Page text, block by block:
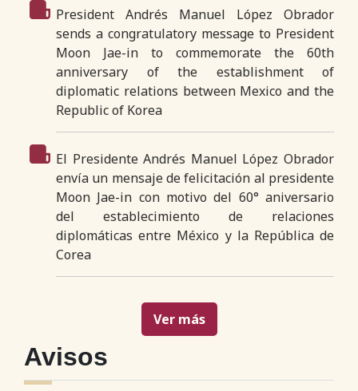
President Andrés Manuel López Obrador
sends a congratulatory message to President
Moon Jae-in to commemorate the 60th
anniversary of the establishment of
diplomatic relations between Mexico and the
Republic of Korea
El Presidente Andrés Manuel López Obrador
envía un mensaje de felicitación al presidente
Moon Jae-in con motivo del 60° aniversario
del establecimiento de relaciones
diplomáticas entre México y la República de
Corea
Ver más
Avisos